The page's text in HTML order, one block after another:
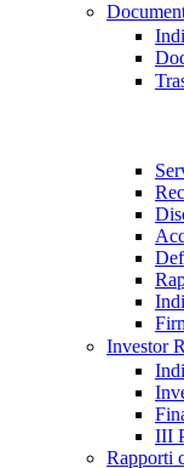
Investor
III
Rapporti